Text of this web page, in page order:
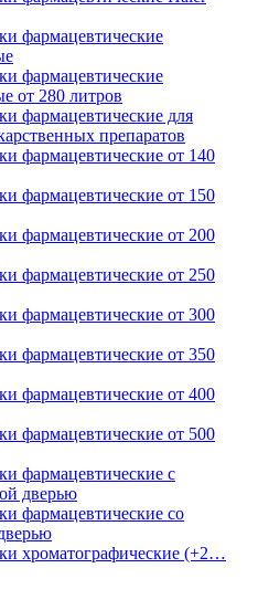
фармацевтические
фармацевтические
от 280 литров
фармацевтические для
препаратов
фармацевтические от 140
фармацевтические от 150
фармацевтические от 200
фармацевтические от 250
фармацевтические от 300
фармацевтические от 350
фармацевтические от 400
фармацевтические от 500
фармацевтические с
дверью
фармацевтические со
хроматографические (+2…